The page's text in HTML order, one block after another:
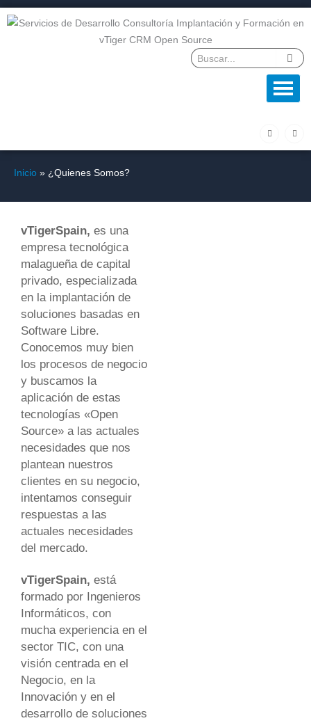
Ir
a
e
i
k
Inicio ¿Quienes Somos?
vTigerSpain, es una
empresa tecnológica
malagueña de capital
privado, especializada
en la implantación de
soluciones basadas en
Software Libre.
Conocemos muy bien
los procesos de negocio
y buscamos la
aplicación de estas
tecnologías «Open
Source» a las actuales
necesidades que nos
plantean nuestros
clientes en su negocio,
intentamos conseguir
respuestas a las
actuales necesidades
del mercado.
vTigerSpain, está
formado por Ingenieros
Informáticos, con
mucha experiencia en el
sector TIC, con una
visión centrada en el
Negocio, en la
Innovación y en el
desarrollo de soluciones